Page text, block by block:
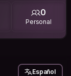
0
Personal
Español